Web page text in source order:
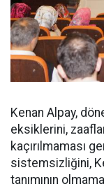
Kenan Alpay,
eksiklerini,
kaçırılmaması
sistemsizliğini,
tanımının